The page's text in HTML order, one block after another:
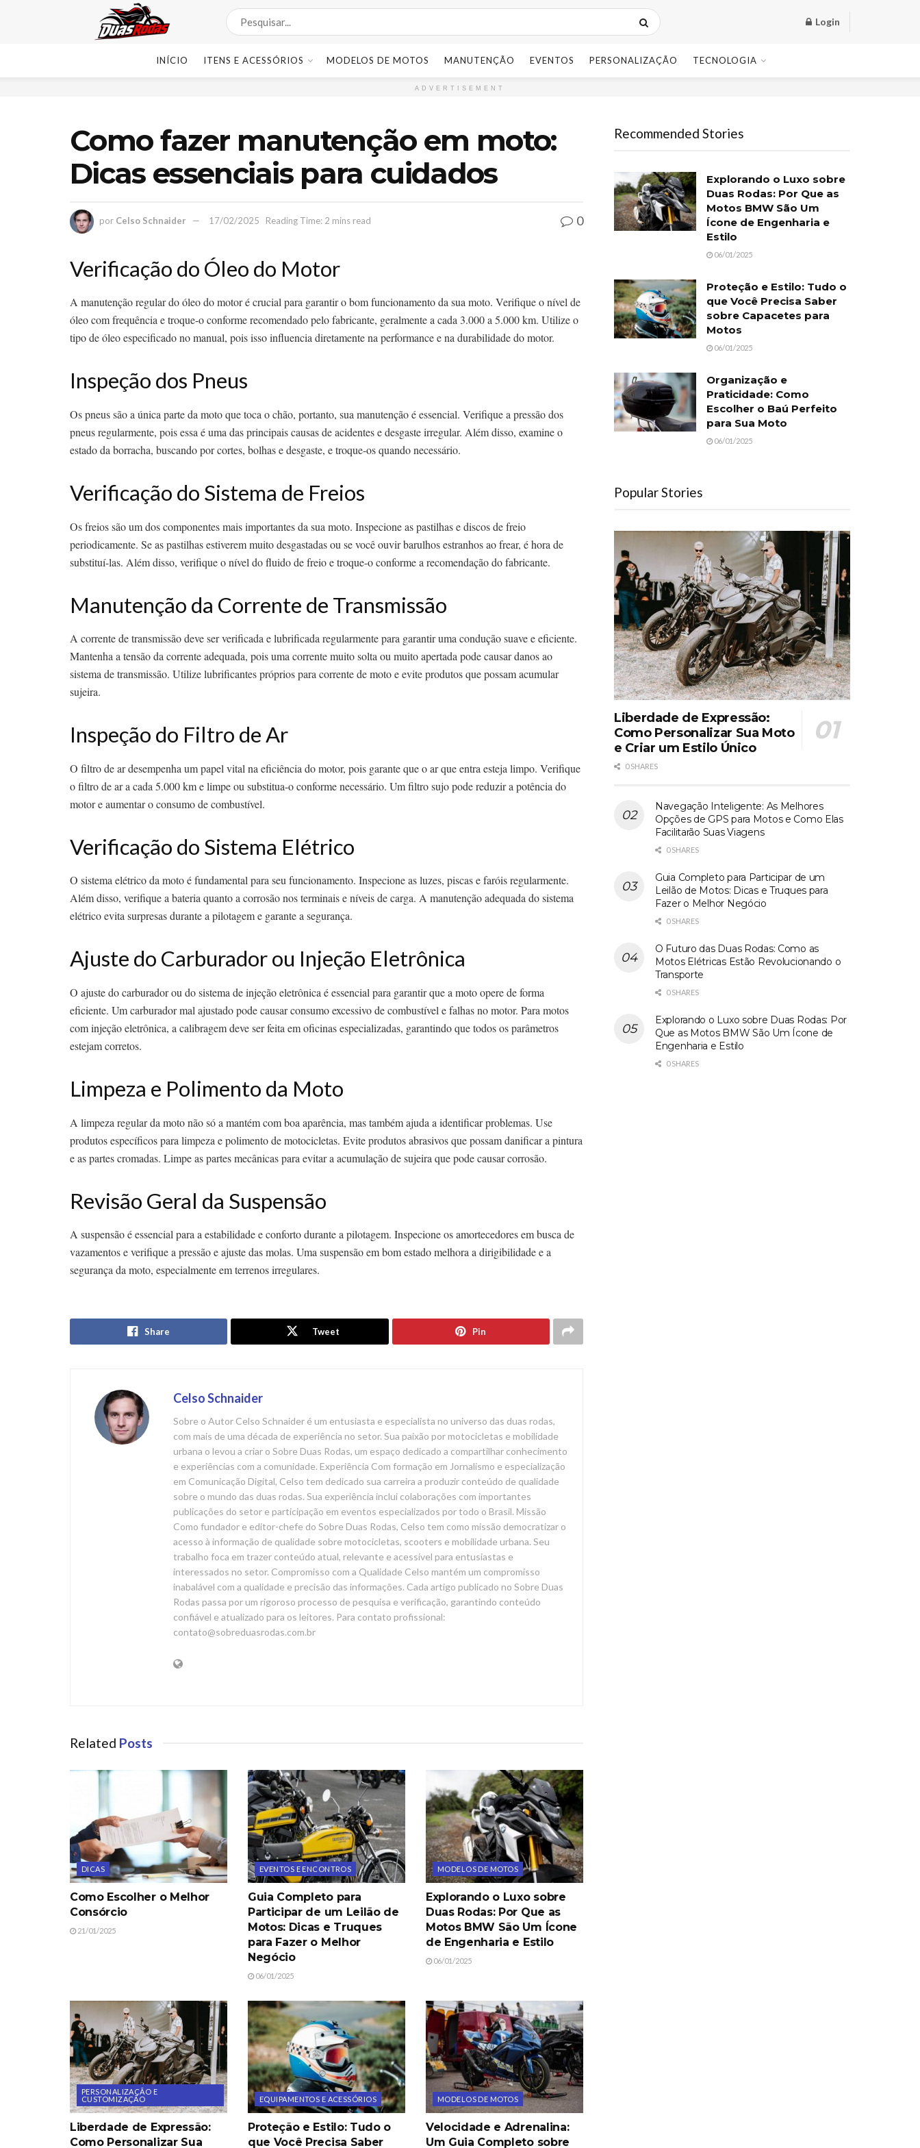
Login
INÍCIO ITENS E ACESSÓRIOS MODELOS DE MOTOS MANUTENÇÃO EVENTOS PERSONALIZAÇÃO TECNOLOGIA
ADVERTISEMENT
Como fazer manutenção em moto:
Dicas essenciais para cuidados
por Celso Schnaider 17/02/2025 Reading Time: 2 mins read 0
Verificação do Óleo do Motor
A manutenção regular do óleo do motor é crucial para garantir o bom funcionamento da sua moto. Verifique o nível de
óleo com frequência e troque-o conforme recomendado pelo fabricante, geralmente a cada 3.000 a 5.000 km. Utilize o
tipo de óleo especificado no manual, pois isso influencia diretamente na performance e na durabilidade do motor.
Inspeção dos Pneus
Os pneus são a única parte da moto que toca o chão, portanto, sua manutenção é essencial. Verifique a pressão dos
pneus regularmente, pois essa é uma das principais causas de acidentes e desgaste irregular. Além disso, examine o
estado da borracha, buscando por cortes, bolhas e desgaste, e troque-os quando necessário.
Verificação do Sistema de Freios
Os freios são um dos componentes mais importantes da sua moto. Inspecione as pastilhas e discos de freio
periodicamente. Se as pastilhas estiverem muito desgastadas ou se você ouvir barulhos estranhos ao frear, é hora de
substituí-las. Além disso, verifique o nível do fluido de freio e troque-o conforme a recomendação do fabricante.
Manutenção da Corrente de Transmissão
A corrente de transmissão deve ser verificada e lubrificada regularmente para garantir uma condução suave e eficiente.
Mantenha a tensão da corrente adequada, pois uma corrente muito solta ou muito apertada pode causar danos ao
sistema de transmissão. Utilize lubrificantes próprios para corrente de moto e evite produtos que possam acumular
sujeira.
Inspeção do Filtro de Ar
O filtro de ar desempenha um papel vital na eficiência do motor, pois garante que o ar que entra esteja limpo. Verifique
o filtro de ar a cada 5.000 km e limpe ou substitua-o conforme necessário. Um filtro sujo pode reduzir a potência do
motor e aumentar o consumo de combustível.
Verificação do Sistema Elétrico
O sistema elétrico da moto é fundamental para seu funcionamento. Inspecione as luzes, piscas e faróis regularmente.
Além disso, verifique a bateria quanto a corrosão nos terminais e níveis de carga. A manutenção adequada do sistema
elétrico evita surpresas durante a pilotagem e garante a segurança.
Ajuste do Carburador ou Injeção Eletrônica
O ajuste do carburador ou do sistema de injeção eletrônica é essencial para garantir que a moto opere de forma
eficiente. Um carburador mal ajustado pode causar consumo excessivo de combustível e falhas no motor. Para motos
com injeção eletrônica, a calibragem deve ser feita em oficinas especializadas, garantindo que todos os parâmetros
estejam corretos.
Limpeza e Polimento da Moto
A limpeza regular da moto não só a mantém com boa aparência, mas também ajuda a identificar problemas. Use
produtos específicos para limpeza e polimento de motocicletas. Evite produtos abrasivos que possam danificar a pintura
e as partes cromadas. Limpe as partes mecânicas para evitar a acumulação de sujeira que pode causar corrosão.
Revisão Geral da Suspensão
A suspensão é essencial para a estabilidade e conforto durante a pilotagem. Inspecione os amortecedores em busca de
vazamentos e verifique a pressão e ajuste das molas. Uma suspensão em bom estado melhora a dirigibilidade e a
segurança da moto, especialmente em terrenos irregulares.
Share Tweet Pin
Celso Schnaider
Sobre o Autor Celso Schnaider é um entusiasta e especialista no universo das duas rodas,
com mais de uma década de experiência no setor. Sua paixão por motocicletas e mobilidade
urbana o levou a criar o Sobre Duas Rodas, um espaço dedicado a compartilhar conhecimento
e experiências com a comunidade. Experiência Com formação em Jornalismo e especialização
em Comunicação Digital, Celso tem dedicado sua carreira a produzir conteúdo de qualidade
sobre o mundo das duas rodas. Sua experiência inclui colaborações com importantes
publicações do setor e participação em eventos especializados por todo o Brasil. Missão
Como fundador e editor-chefe do Sobre Duas Rodas, Celso tem como missão democratizar o
acesso à informação de qualidade sobre motocicletas, scooters e mobilidade urbana. Seu
trabalho foca em trazer conteúdo atual, relevante e acessível para entusiastas e
interessados no setor. Compromisso com a Qualidade Celso mantém um compromisso
inabalável com a qualidade e precisão das informações. Cada artigo publicado no Sobre Duas
Rodas passa por um rigoroso processo de pesquisa e verificação, garantindo conteúdo
confiável e atualizado para os leitores. Para contato profissional:
contato@sobreduasrodas.com.br
Related Posts
DICAS
Como Escolher o Melhor
Consórcio
21/01/2025
EVENTOS E ENCONTROS
Guia Completo para
Participar de um Leilão de
Motos: Dicas e Truques
para Fazer o Melhor
Negócio
06/01/2025
MODELOS DE MOTOS
Explorando o Luxo sobre
Duas Rodas: Por Que as
Motos BMW São Um Ícone
de Engenharia e Estilo
06/01/2025
PERSONALIZAÇÃO E
CUSTOMIZAÇÃO
Liberdade de Expressão:
Como Personalizar Sua
EQUIPAMENTOS E ACESSÓRIOS
Proteção e Estilo: Tudo o
que Você Precisa Saber
MODELOS DE MOTOS
Velocidade e Adrenalina:
Um Guia Completo sobre
Recommended Stories
Explorando o Luxo sobre
Duas Rodas: Por Que as
Motos BMW São Um
Ícone de Engenharia e
Estilo
06/01/2025
Proteção e Estilo: Tudo o
que Você Precisa Saber
sobre Capacetes para
Motos
06/01/2025
Organização e
Praticidade: Como
Escolher o Baú Perfeito
para Sua Moto
06/01/2025
Popular Stories
Liberdade de Expressão:
Como Personalizar Sua Moto
e Criar um Estilo Único
0 SHARES
Navegação Inteligente: As Melhores
Opções de GPS para Motos e Como Elas
Facilitarão Suas Viagens
0 SHARES
Guia Completo para Participar de um
Leilão de Motos: Dicas e Truques para
Fazer o Melhor Negócio
0 SHARES
O Futuro das Duas Rodas: Como as
Motos Elétricas Estão Revolucionando o
Transporte
0 SHARES
Explorando o Luxo sobre Duas Rodas: Por
Que as Motos BMW São Um Ícone de
Engenharia e Estilo
0 SHARES